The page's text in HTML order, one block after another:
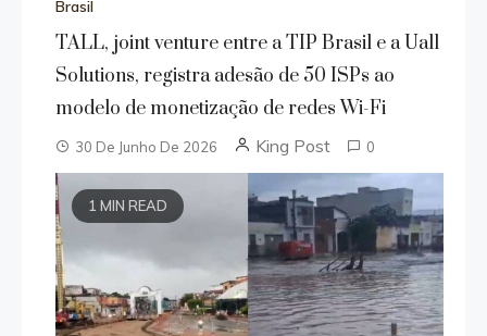
Brasil
TALL, joint venture entre a TIP Brasil e a Uall
Solutions, registra adesão de 50 ISPs ao
modelo de monetização de redes Wi-Fi
30 De Junho De 2026 King Post 0
1 MIN READ